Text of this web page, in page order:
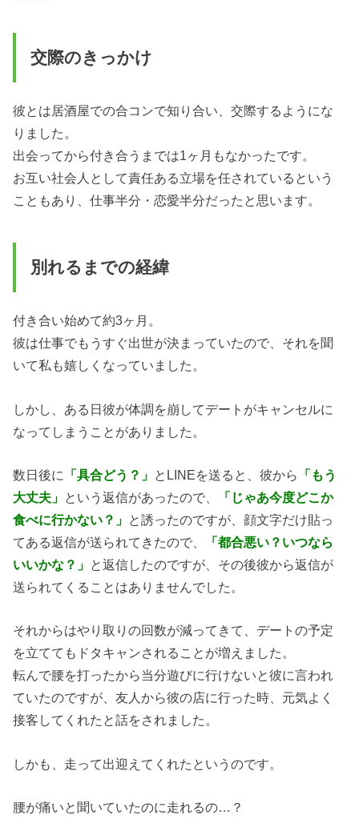
交際のきっかけ
彼とは居酒屋での合コンで知り合い、交際するようにな
りました。
出会ってから付き合うまでは1ヶ月もなかったです。
お互い社会人として責任ある立場を任されているという
こともあり、仕事半分・恋愛半分だったと思います。
別れるまでの経緯
付き合い始めて約3ヶ月。
彼は仕事でもうすぐ出世が決まっていたので、それを聞
いて私も嬉しくなっていました。
しかし、ある日彼が体調を崩してデートがキャンセルに
なってしまうことがありました。
数日後に 「具合どう？」 とLINEを送ると、彼から
「もう
大丈夫」 という返信があったので、
「じゃあ今度どこか
食べに行かない？」 と誘ったのですが、顔文字だけ貼っ
てある返信が送られてきたので、
「都合悪い？いつなら
いいかな？」 と返信したのですが、その後彼から返信が
送られてくることはありませんでした。
それからはやり取りの回数が減ってきて、デートの予定
を立ててもドタキャンされることが増えました。
転んで腰を打ったから当分遊びに行けないと彼に言われ
ていたのですが、友人から彼の店に行った時、元気よく
接客してくれたと話をされました。
しかも、走って出迎えてくれたというのです。
腰が痛いと聞いていたのに走れるの…？